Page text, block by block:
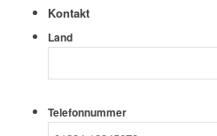
Kontakt
Land
Telefonnummer